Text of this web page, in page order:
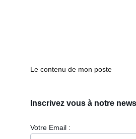
Le contenu de mon poste
Votre Email :
Inscrivez vous à notre